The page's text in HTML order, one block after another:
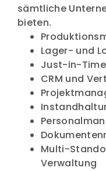
sämtliche
bieten.
Lager- und
Just-in-
CRM und
Multi-
Verwaltung